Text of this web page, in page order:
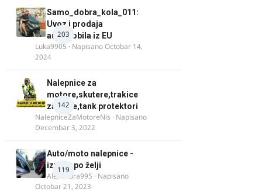
203
Samo_dobra_kola_011:
Uvoz i prodaja
automobila iz EU
Luka9905 · NapisanoOctobar 14,
2024
142
Nalepnice za
motore,skutere,trakice
za felne,tank protektori
NalepniceZaMotoreNis · Napisano
Decembar 3, 2022
119
Auto/moto nalepnice -
izrada po želji
Alexandra995 · Napisano
Octobar 21, 2023